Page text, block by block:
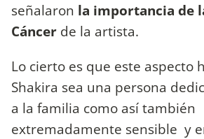
señalaron la importancia de
Cáncer de la artista.
Lo cierto es que este aspecto
Shakira sea una persona
a la familia como así también
extremadamente sensible y